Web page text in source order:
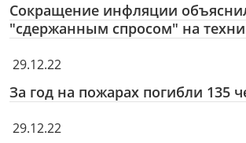
Сокращение инфляции
"сдержанным спросом" на
29.12.22
За год на пожарах погибли 135
29.12.22